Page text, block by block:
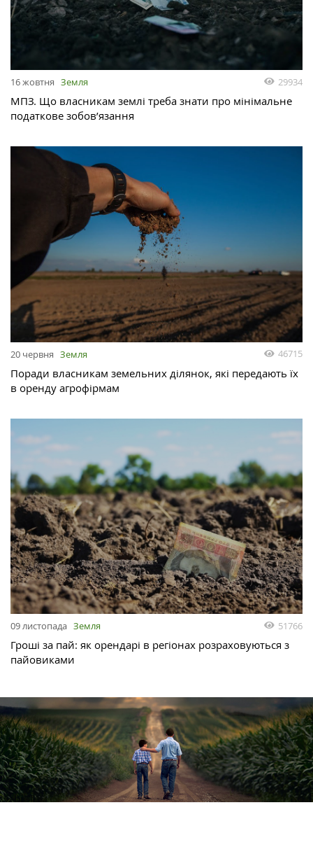
16 жовтня Земля 29934
МПЗ. Що власникам землі треба знати про мінімальне
податкове зобов’язання
20 червня Земля 46715
Поради власникам земельних ділянок, які передають їх
в оренду агрофірмам
09 листопада Земля 51766
Гроші за пай: як орендарі в регіонах розраховуються з
пайовиками